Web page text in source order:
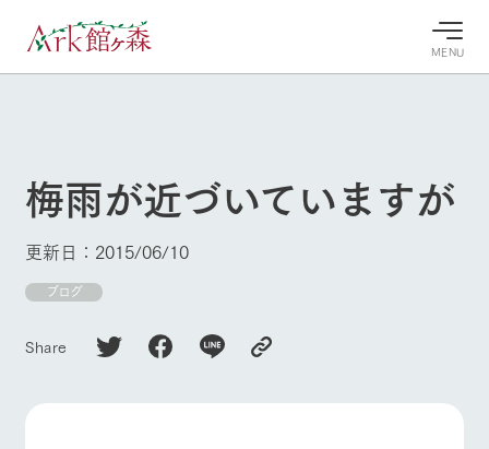
MENU
牧場へ行
く
よく見られている情報
今日の牧
本日の営業時間
や牧場の天気、
状況などを毎日
Ark館ヶ森で開
催しているイベ
情報やスケジュ
ビゲート
Ark館ヶ森について
牧場に行く
梅雨が近づいていますが
更新日：2015/06/10
ブログ
Share